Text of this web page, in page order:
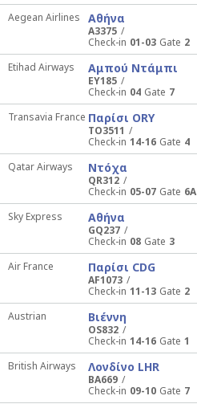
Aegean Airlines
A3375
Αθήνα
Check-in 01-03 Gate 2
Etihad Airways
EY185
Αμπού Ντάμπι
Check-in 04 Gate 7
Transavia France
TO3511
Παρίσι ORY
Check-in 14-16 Gate 4
Qatar Airways
QR312
Ντόχα
Check-in 05-07 Gate 6A
Sky Express
GQ237
Αθήνα
Check-in 08 Gate 3
Air France
AF1073
Παρίσι CDG
Check-in 11-13 Gate 2
Austrian
OS832
Βιέννη
Check-in 14-16 Gate 1
British Airways
BA669
Λονδίνο LHR
Check-in 09-10 Gate 7